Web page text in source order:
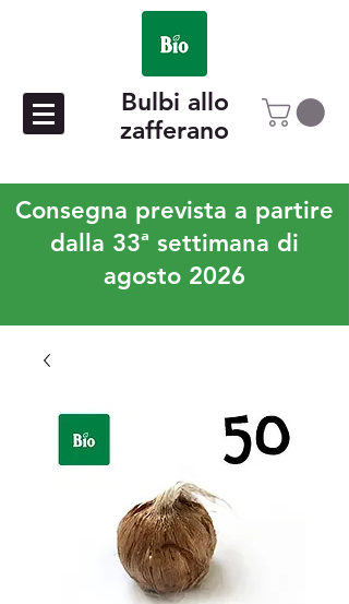
Bulbi allo
zafferano
Consegna prevista a partire
dalla 33ª settimana di
agosto 2026